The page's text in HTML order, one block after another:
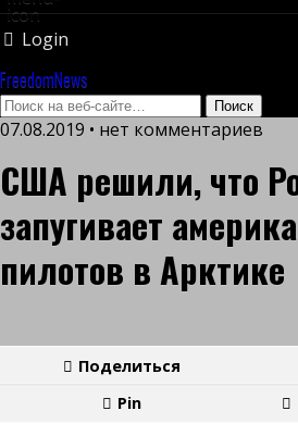
Login
FreedomNews
07.08.2019 • нет комментариев
США решили, что
запугивает
пилотов в Арктике
Поделиться
Pin